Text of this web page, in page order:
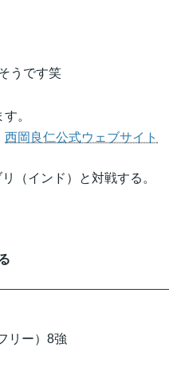
うです笑
。
西岡良仁公式ウェブサイト
（インド）と対戦する。
リー）8強